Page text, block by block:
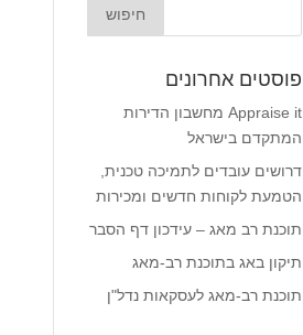
פוסטים אחרונים
Appraise it מחשבון הדירות
המתקדם בישראל
דרושים עובדים לתמיכה טכנית,
הטמעת לקוחות חדשים ומכירות
תוכנת רב מאג – עידכון דף הסבר
תיקון באג בתוכנת רב-מאג
תוכנת רב-מאג לעסקאות נדל"ן